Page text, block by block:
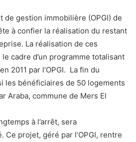
de gestion immobilière (OPGI) de
à confier la réalisation du restant
La réalisation de ces
cadre d’un programme totalisant
2011 par l’OPGI. La fin du
les bénéficiaires de 50 logements
Araba, commune de Mers El
à l’arrêt, sera
Ce projet, géré par l’OPGI, rentre